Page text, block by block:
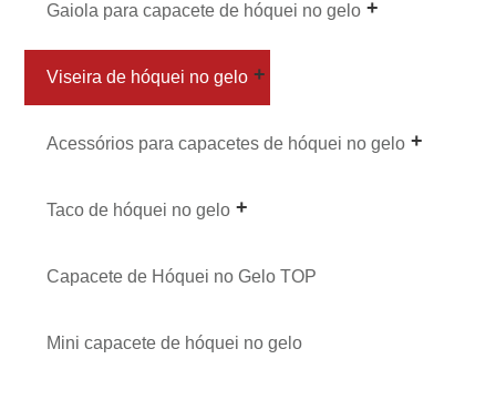
Gaiola para capacete de hóquei no gelo
Viseira de hóquei no gelo
Acessórios para capacetes de hóquei no gelo
Taco de hóquei no gelo
Capacete de Hóquei no Gelo TOP
Mini capacete de hóquei no gelo